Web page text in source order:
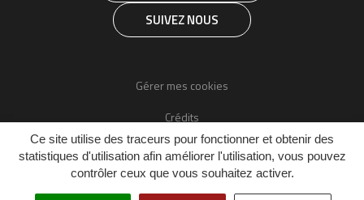
Ce site utilise des traceurs pour fonctionner et obtenir des
statistiques d'utilisation afin améliorer l'utilisation, vous pouvez
contrôler ceux que vous souhaitez activer.
SUIVEZ NOUS
Gérer mes cookies
Crédits
Mentions légales
Accessibilité